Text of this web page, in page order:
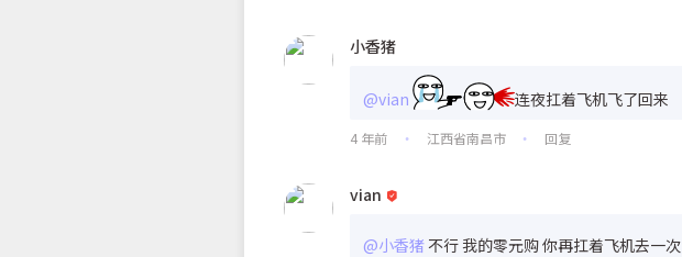
小香猪
@vian 连夜扛着飞机飞了回来
4 年前 • 江西省南昌市 • 回复
vian
@小香猪不行 我的零元购 你再扛着飞机去一次